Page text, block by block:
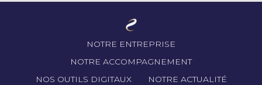
NOTRE ENTREPRISE
NOTRE ACCOMPAGNEMENT
NOS OUTILS DIGITAUX
NOTRE ACTUALITÉ